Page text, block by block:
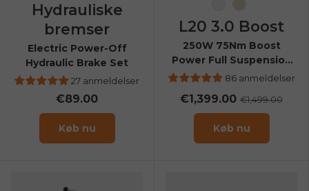
Hydrauliske
bremser
Electric Power-Off
Hydraulic Brake Set
27 anmeldelser
€89.00
Køb nu
Sort Champagne
L20 3.0 Boost
250W 75Nm Boost
Power Full Suspension
Compact E-bike
86 anmeldelser
€1,399.00 €1,499.00
Køb nu